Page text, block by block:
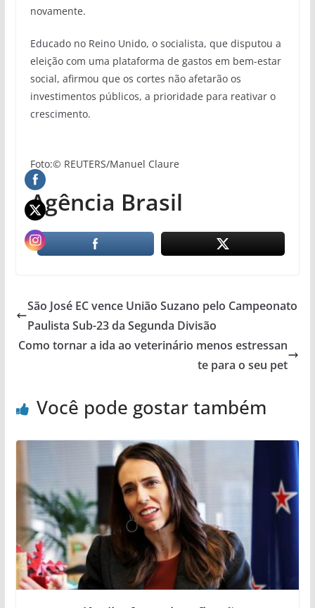
novamente.
Educado no Reino Unido, o socialista, que disputou a
eleição com uma plataforma de gastos em bem-estar
social, afirmou que os cortes não afetarão os
investimentos públicos, a prioridade para reativar o
crescimento.
Foto:© REUTERS/Manuel Claure
Agência Brasil
São José EC vence União Suzano pelo Campeonato
Paulista Sub-23 da Segunda Divisão
Como tornar a ida ao veterinário menos estressan
te para o seu pet
Você pode gostar também